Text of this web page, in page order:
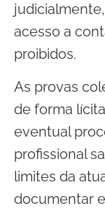
acesso a
proibidos.
As provas
de forma
eventual
profissional
limites da
documentar